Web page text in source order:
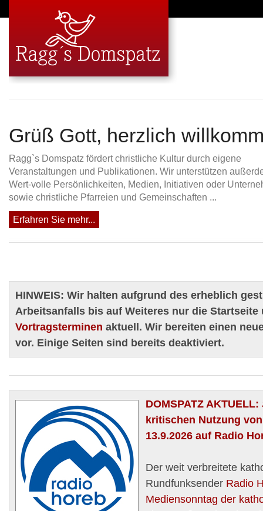
Grüß Gott, herzlich
Ragg`s Domspatz fördert christliche Kultur durch eigene
Veranstaltungen und Publikationen. Wir unterstützen
Wert-volle Persönlichkeiten, Medien, Initiativen oder
sowie christliche Pfarreien und Gemeinschaften ...
Erfahren Sie mehr...
HINWEIS: Wir halten aufgrund des erheblich
Arbeitsanfalls bis auf Weiteres nur die
Vortragsterminen aktuell. Wir bereiten einen
vor. Einige Seiten sind bereits deaktiviert.
DOMSPATZ AKTUELL:
kritischen Nutzung
13.9.2026 auf Radio
Der weit verbreitete
Rundfunksender Radio
Mediensonntag der